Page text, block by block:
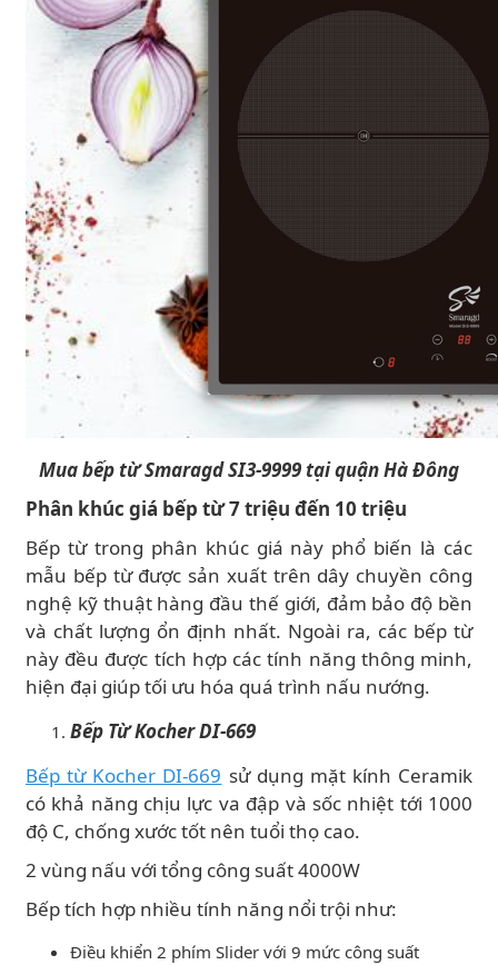
Mua bếp từ Smaragd SI3-9999 tại quận Hà Đông
Phân khúc giá bếp từ 7 triệu đến 10 triệu
Bếp từ trong phân khúc giá này phổ biến là các
mẫu bếp từ được sản xuất trên dây chuyền công
nghệ kỹ thuật hàng đầu thế giới, đảm bảo độ bền
và chất lượng ổn định nhất. Ngoài ra, các bếp từ
này đều được tích hợp các tính năng thông minh,
hiện đại giúp tối ưu hóa quá trình nấu nướng.
Bếp Từ Kocher DI-669
Bếp từ Kocher DI-669 sử dụng mặt kính Ceramik
có khả năng chịu lực va đập và sốc nhiệt tới 1000
độ C, chống xước tốt nên tuổi thọ cao.
2 vùng nấu với tổng công suất 4000W
Bếp tích hợp nhiều tính năng nổi trội như:
Điều khiển 2 phím Slider với 9 mức công suất